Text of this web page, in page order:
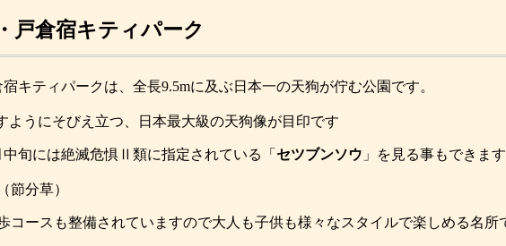
戸倉宿キティパーク
キティパークは、全長9.5mに及ぶ日本一の天狗が佇む公園です。
うにそびえ立つ、日本最大級の天狗像が目印です
旬には絶滅危惧Ⅱ類に指定されている「 セツブンソウ 」を見る事もできます
節分草）
ースも整備されていますので大人も子供も様々なスタイルで楽しめる名所